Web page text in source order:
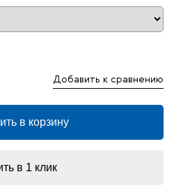
Таблица размеров
Добавить к сравнению
в корзину
в 1 клик